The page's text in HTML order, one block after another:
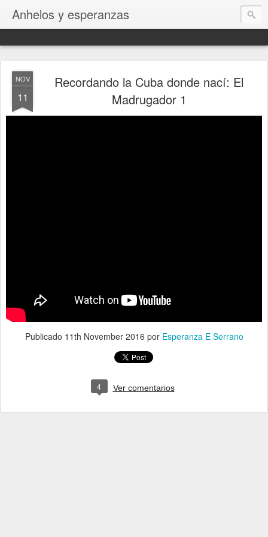
Anhelos y esperanzas
NOV
11
Recordando la Cuba donde nací: El
Madrugador 1
Publicado 11th November 2016 por Esperanza E Serrano
4 Ver comentarios